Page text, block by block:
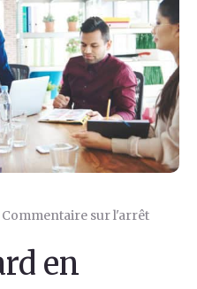
Commentaire sur l'arrêt
en